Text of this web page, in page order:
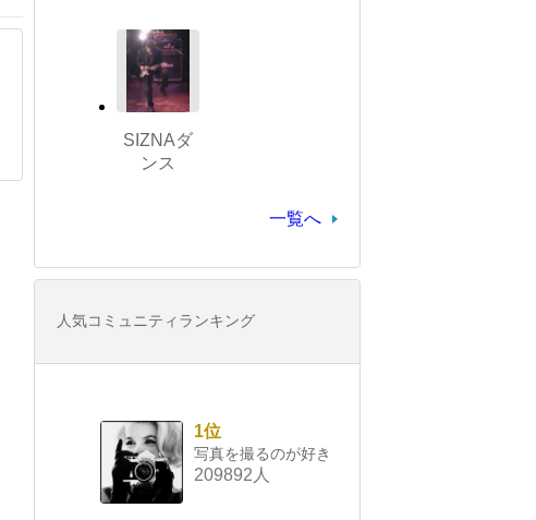
SIZNAダ
ンス
一覧へ
人気コミュニティランキング
1位
写真を撮るのが好き
209892人